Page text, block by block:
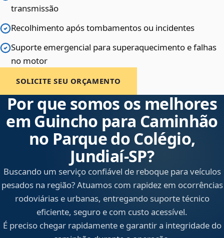
transmissão
Recolhimento após tombamentos ou incidentes
Suporte emergencial para superaquecimento e falhas
no motor
SOLICITE SEU ORÇAMENTO
Por que somos os melhores
em Guincho para Caminhão
no Parque do Colégio,
Jundiaí‑SP?
Buscando um serviço confiável de reboque para veículos
pesados na região? Atuamos com rapidez em ocorrências
rodoviárias e urbanas, entregando suporte técnico
eficiente, seguro e com custo acessível.
É preciso chegar rapidamente e garantir a integridade do